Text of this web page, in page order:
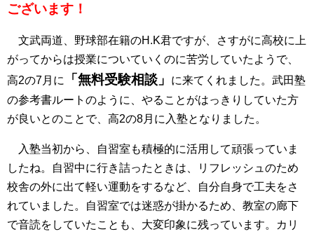
ございます！
文武両道、野球部在籍のH.K君ですが、さすがに高校に上
がってからは授業についていくのに苦労していたようで、
高2の7月に
「無料受験相談」
に来てくれました。武田塾
の参考書ルートのように、やることがはっきりしていた方
が良いとのことで、高2の8月に入塾となりました。
入塾当初から、自習室も積極的に活用して頑張っていま
したね。自習中に行き詰ったときは、リフレッシュのため
校舎の外に出て軽い運動をするなど、自分自身で工夫をさ
れていました。自習室では迷惑が掛かるため、教室の廊下
で音読をしていたことも、大変印象に残っています。カリ